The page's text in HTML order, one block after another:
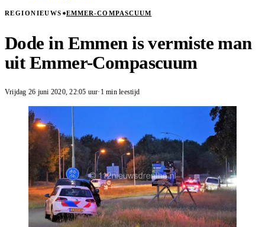
REGIONIEUWS EMMER-COMPASCUUM
Dode in Emmen is vermiste man
uit Emmer-Compascuum
Vrijdag 26 juni 2020, 22:05 uur· 1 min leestijd